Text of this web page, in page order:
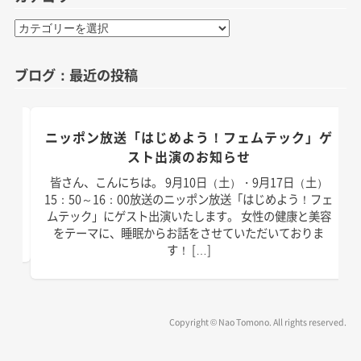
カ
リ
ブログ：最近の投稿
ニッポン放送「はじめよう！フェムテック」ゲ
スト出演のお知らせ
皆さん、こんにちは。 9月10日（土）・9月17日（土）
15：50～16：00放送のニッポン放送「はじめよう！フェ
ムテック」にゲスト出演いたします。 女性の健康と美容
をテーマに、睡眠からお話をさせていただいておりま
す！ […]
Copyright © Nao Tomono. All rights reserved.